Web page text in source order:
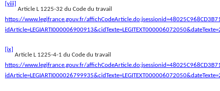
[viii]
Article L 1225-32 du Code du travail
https://www.legifrance.gouv.fr/
[ix]
Article L 1225-4-1 du Code du travail
https://www.legifrance.gouv.fr/